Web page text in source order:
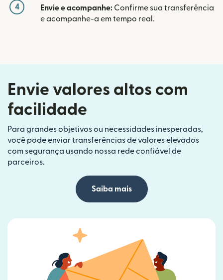
4 Envie e acompanhe: Confirme sua transferência
e acompanhe-a em tempo real.
Envie valores altos com
facilidade
Para grandes objetivos ou necessidades inesperadas,
você pode enviar transferências de valores elevados
com segurança usando nossa rede confiável de
parceiros.
Saiba mais